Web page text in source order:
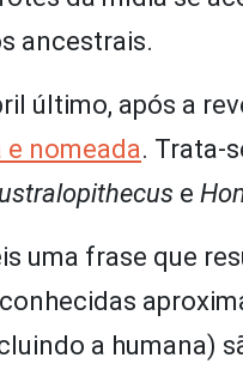
ancestrais.
último, após a
nomeada. Trata-
e
uma frase que
a humana)